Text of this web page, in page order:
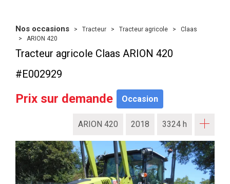
Nos occasions Tracteur Tracteur agricole
Claas
ARION 420
Tracteur agricole Claas ARION 420
#E002929
Prix sur demande Occasion
ARION 420 2018 3324 h